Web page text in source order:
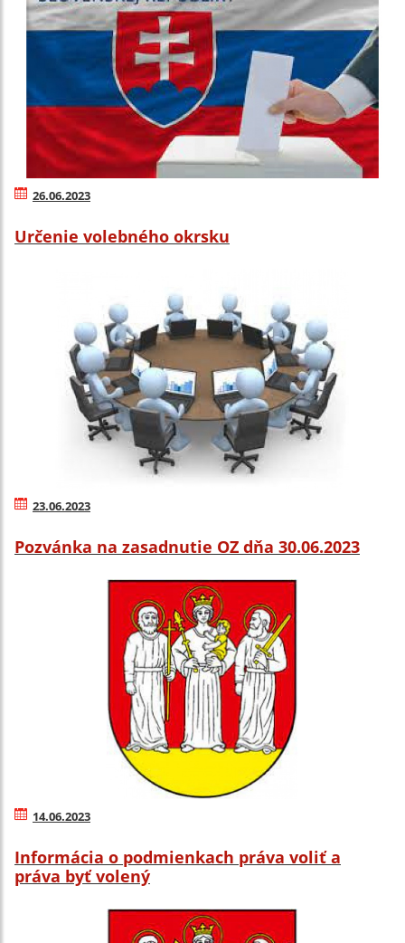
26.06.2023
Určenie volebného okrsku
23.06.2023
Pozvánka na zasadnutie OZ dňa 30.06.2023
14.06.2023
Informácia o podmienkach práva voliť a
práva byť volený